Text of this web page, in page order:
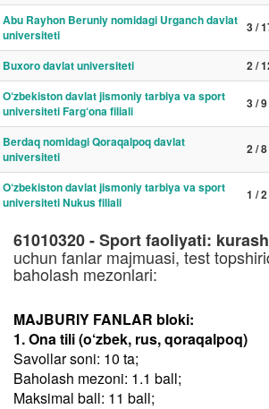
Abu Rayhon Beruniy nomidagi Urganch davlat
universiteti
3 /
Buxoro davlat universiteti 2 /
O‘zbekiston davlat jismoniy tarbiya va sport
universiteti Farg‘ona filiali
3 / 9
Berdaq nomidagi Qoraqalpoq davlat
universiteti
2 / 8
O‘zbekiston davlat jismoniy tarbiya va sport
universiteti Nukus filiali
1 / 2
61010320 - Sport faoliyati: kurash
uchun fanlar majmuasi, test
baholash mezonlari:
MAJBURIY FANLAR bloki:
1. Ona tili (o‘zbek, rus, qoraqalpoq)
Savollar soni: 10 ta;
Baholash mezoni: 1.1 ball;
Maksimal ball: 11 ball;